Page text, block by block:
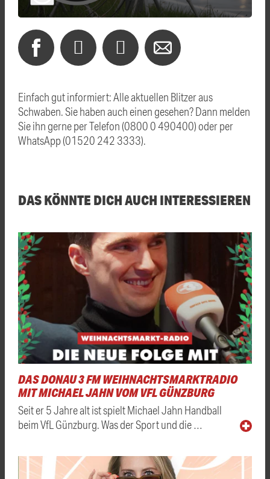
Einfach gut informiert: Alle aktuellen Blitzer aus
Schwaben. Sie haben auch einen gesehen? Dann melden
Sie ihn gerne per Telefon (0800 0 490400) oder per
WhatsApp (01520 242 3333).
DAS KÖNNTE DICH AUCH INTERESSIEREN
DAS DONAU 3 FM WEIHNACHTSMARKTRADIO
MIT MICHAEL JAHN VOM VFL GÜNZBURG
Seit er 5 Jahre alt ist spielt Michael Jahn Handball
beim VfL Günzburg. Was der Sport und die …